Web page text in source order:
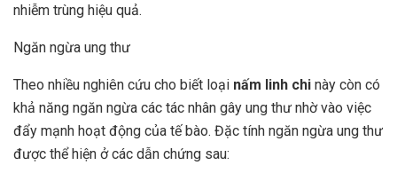
nhiễm trùng hiệu quả.
Ngăn ngừa ung thư
Theo nhiều nghiên cứu cho biết loại nấm linh chi này còn có
khả năng ngăn ngừa các tác nhân gây ung thư nhờ vào việc
đẩy mạnh hoạt động của tế bào. Đặc tính ngăn ngừa ung thư
được thể hiện ở các dẫn chứng sau: